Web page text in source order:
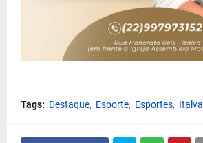
Tags: Destaque Esporte Esportes Italva